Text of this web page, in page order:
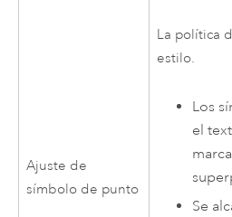
Ajuste de
símbolo de punto
La política
estilo.
Los
el
Se